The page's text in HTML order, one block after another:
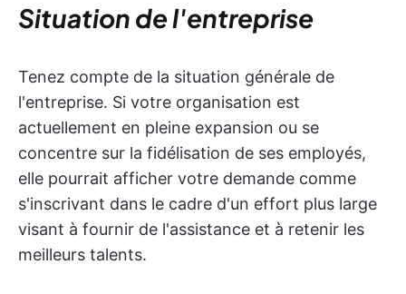
Situation de l'entreprise
Tenez compte de la situation générale de
l'entreprise. Si votre organisation est
actuellement en pleine expansion ou se
concentre sur la fidélisation de ses employés,
elle pourrait afficher votre demande comme
s'inscrivant dans le cadre d'un effort plus large
visant à fournir de l'assistance et à retenir les
meilleurs talents.